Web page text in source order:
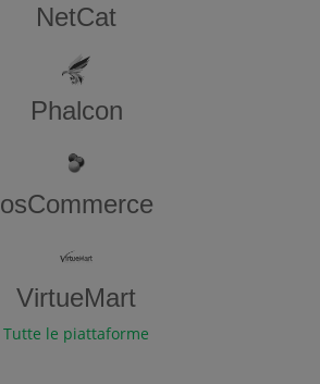
NetCat
Phalcon
osCommerce
VirtueMart
Tutte le piattaforme